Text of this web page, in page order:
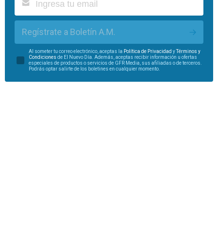
Regístrate a Boletín A.M.
Al someter tu correo electrónico, aceptas la Política de Privacidad y
Términos y
Condiciones de El Nuevo Día. Además, aceptas recibir información u ofertas
especiales de productos o servicios de GFR Media, sus afiliadas o de terceros.
Podrás optar salirte de los boletines en cualquier momento.